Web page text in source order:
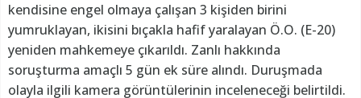
kendisine engel olmaya çalışan 3 kişiden birini
yumruklayan, ikisini bıçakla hafif yaralayan Ö.O. (E-20)
yeniden mahkemeye çıkarıldı. Zanlı hakkında
soruşturma amaçlı 5 gün ek süre alındı. Duruşmada
olayla ilgili kamera görüntülerinin inceleneceği belirtildi.